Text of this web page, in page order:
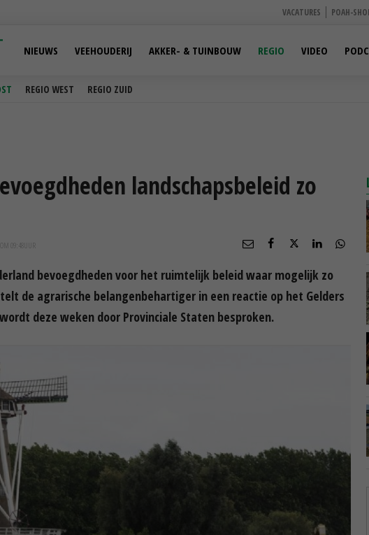
VACATURES POAH-
REGIO WEST REGIO ZUID
NIEUWS VEEHOUDERIJ AKKER- & TUINBOUW REGIO VIDEO
landschapsbeleid zo
09:48
bevoegdheden voor het ruimtelijk beleid waar mogelijk zo
de agrarische belangenbehartiger in een reactie op het Gelders
deze weken door Provinciale Staten besproken.